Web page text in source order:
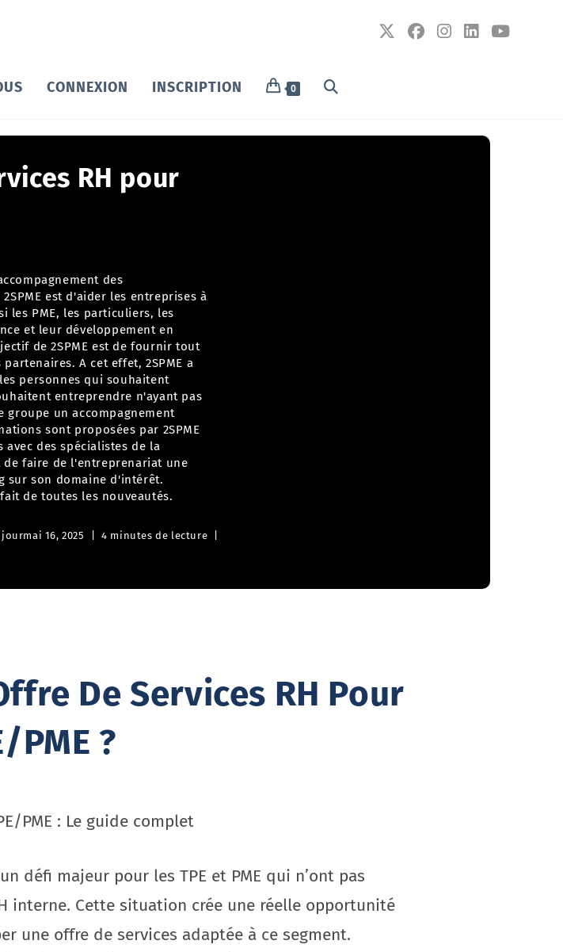
CONNEXION INSCRIPTION 0
RH pour
des
les PME, les particuliers, les
et leur développement en
A cet effet, 2SPME a
personnes qui souhaitent
groupe un accompagnement
sont proposées par 2SPME
des spécialistes de la
jourmai 16, 2025
4 minutes de lecture
De Services RH Pour
PME ?
PME : Le guide complet
défi majeur pour les TPE et PME qui n’ont pas
interne. Cette situation crée une réelle opportunité
une offre de services adaptée à ce segment.